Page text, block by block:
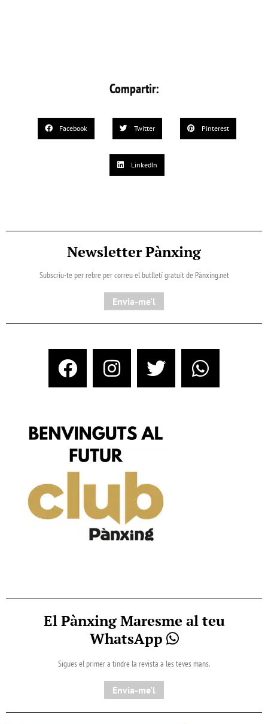
Compartir:
Facebook Twitter Pinterest
LinkedIn
Newsletter Pànxing
Subscriu-te per rebre per correu el butlletí gratuït de Pànxing.net​
Envia-me'l
El Pànxing Maresme al teu
WhatsApp
Sigues el primer a tindre la revista a les teves mans.
Envia-me'l